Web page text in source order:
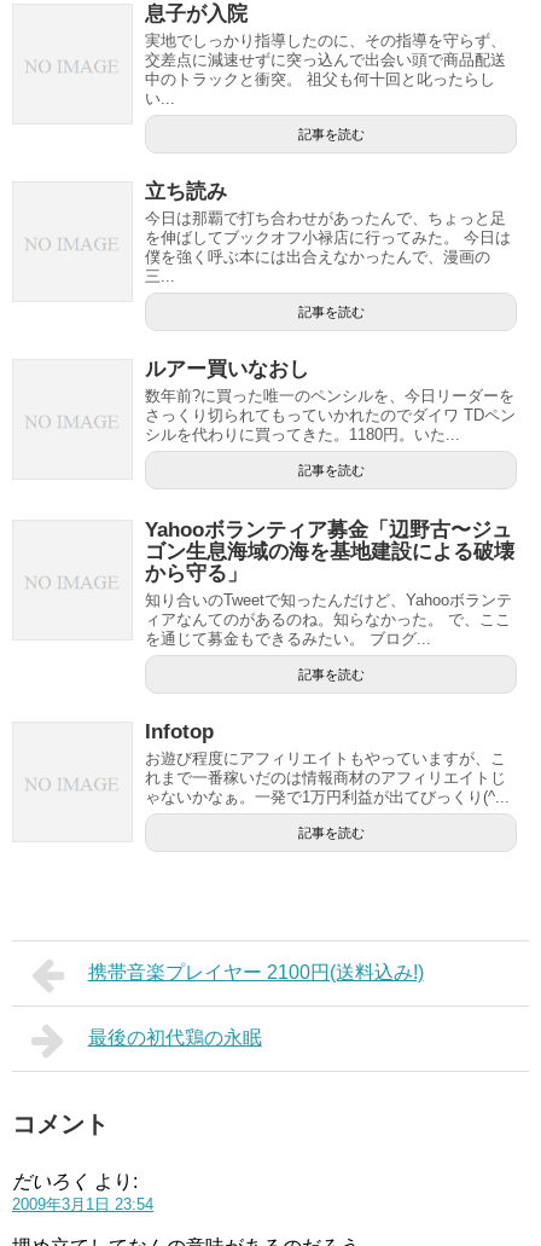
息子が入院
実地でしっかり指導したのに、その指導を守らず、
交差点に減速せずに突っ込んで出会い頭で商品配送
中のトラックと衝突。 祖父も何十回と叱ったらし
い...
記事を読む
立ち読み
今日は那覇で打ち合わせがあったんで、ちょっと足
を伸ばしてブックオフ小禄店に行ってみた。 今日は
僕を強く呼ぶ本には出合えなかったんで、漫画の
三...
記事を読む
ルアー買いなおし
数年前?に買った唯一のペンシルを、今日リーダーを
さっくり切られてもっていかれたのでダイワ TDペン
シルを代わりに買ってきた。1180円。いた...
記事を読む
Yahooボランティア募金「辺野古〜ジュ
ゴン生息海域の海を基地建設による破壊
から守る」
知り合いのTweetで知ったんだけど、Yahooボランテ
ィアなんてのがあるのね。知らなかった。 で、ここ
を通じて募金もできるみたい。 ブログ...
記事を読む
Infotop
お遊び程度にアフィリエイトもやっていますが、こ
れまで一番稼いだのは情報商材のアフィリエイトじ
ゃないかなぁ。一発で1万円利益が出てびっくり(^...
記事を読む
携帯音楽プレイヤー 2100円(送料込み!)
最後の初代鶏の永眠
コメント
だいろく より:
2009年3月1日 23:54